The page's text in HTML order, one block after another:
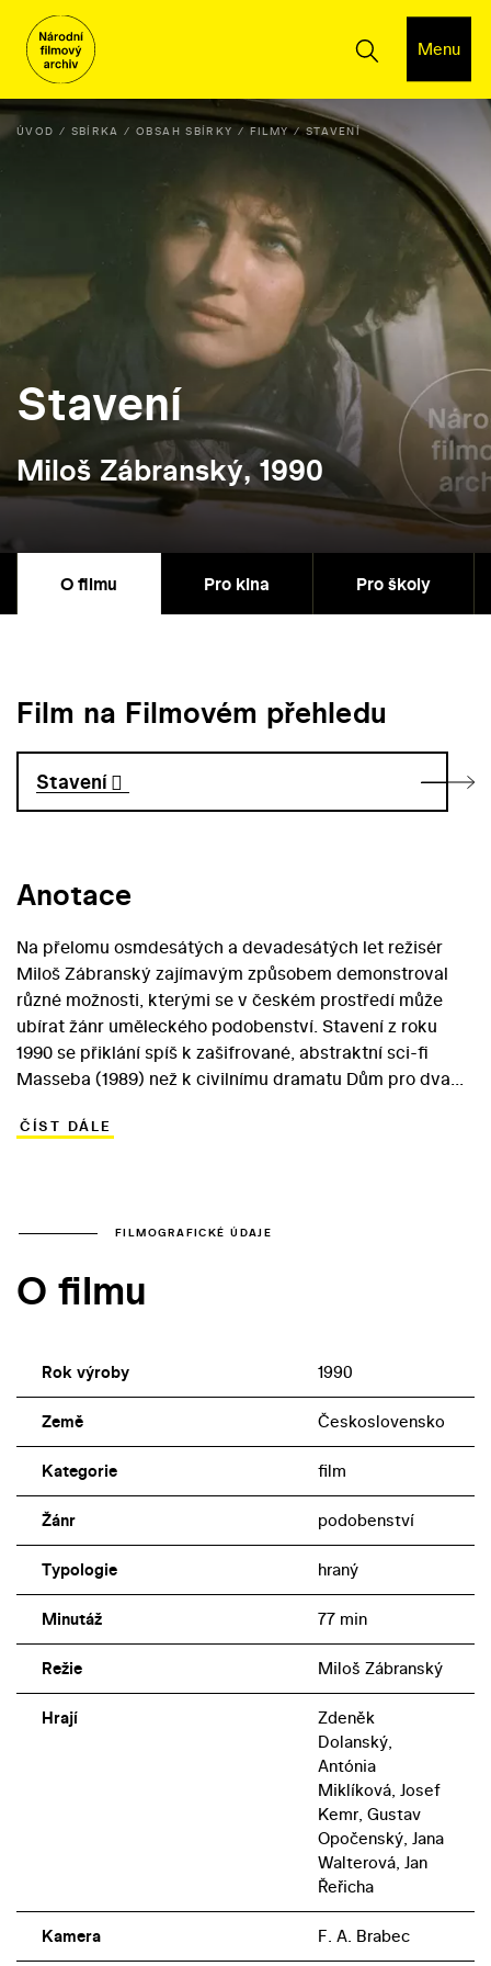
Menu
ÚVOD SBÍRKA OBSAH SBÍRKY FILMY STAVENÍ
Stavení
Miloš Zábranský, 1990
O filmu Pro kina Pro školy
Film na Filmovém přehledu
Stavení
Anotace
Na přelomu osmdesátých a devadesátých let režisér
Miloš Zábranský zajímavým způsobem demonstroval
různé možnosti, kterými se v českém prostředí může
ubírat žánr uměleckého podobenství. Stavení z roku
1990 se přiklání spíš k zašifrované, abstraktní sci-fi
Masseba (1989) než k civilnímu dramatu Dům pro dva
a scénáře Pavla Hajného a jeho hrdinou je mladý muž
oddat. Podobně jako v Domě pro dva se i ve Stavení
cesta však vede i exotickými lokacemi (Nepál, Egypt).
ČÍST DÁLE
FILMOGRAFICKÉ ÚDAJE
O filmu
Rok výroby 1990
Země Československo
Kategorie film
Žánr podobenství
Typologie hraný
Minutáž 77 min
Režie Miloš Zábranský
Hrají
Zdeněk
Dolanský,
Antónia
Miklíková, Josef
Kemr, Gustav
Opočenský, Jana
Walterová, Jan
Řeřicha
Kamera F. A. Brabec